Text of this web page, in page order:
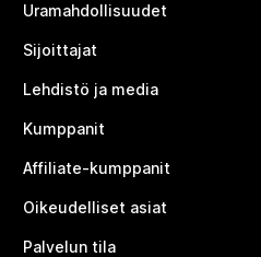
Uramahdollisuudet
Sijoittajat
Lehdistö ja media
Kumppanit
Affiliate-kumppanit
Oikeudelliset asiat
Palvelun tila